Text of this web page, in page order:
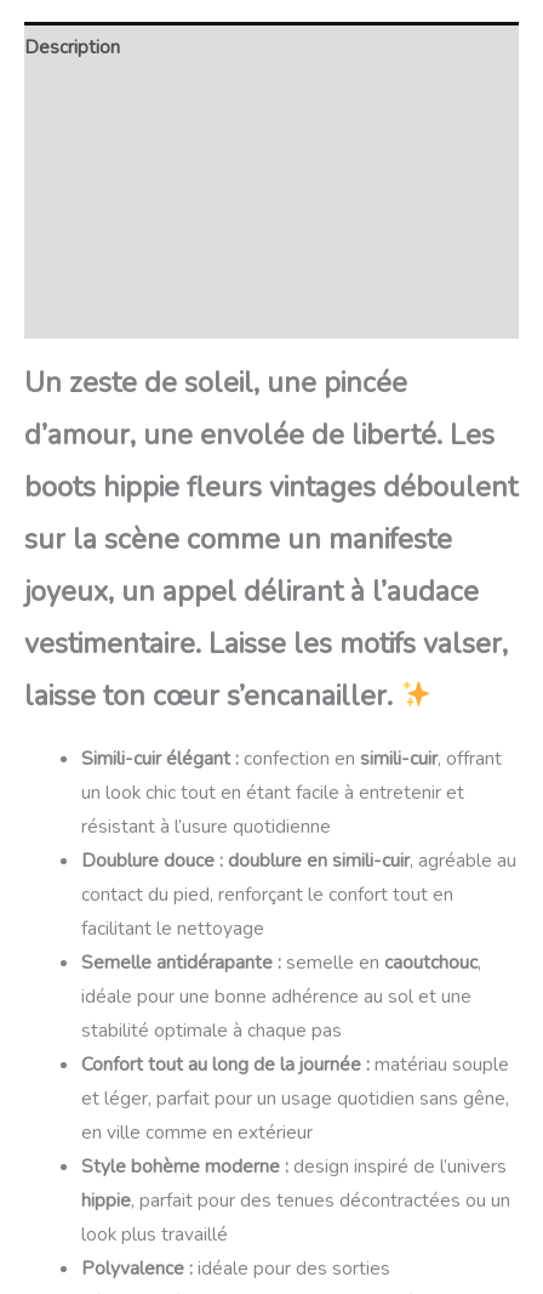
Description
Un zeste de soleil, une pincée
d’amour, une envolée de liberté. Les
boots hippie fleurs vintages déboulent
sur la scène comme un manifeste
joyeux, un appel délirant à l’audace
vestimentaire. Laisse les motifs valser,
laisse ton cœur s’encanailler.
Simili-cuir élégant :confection en simili-cuir, offrant
un look chic tout en étant facile à entretenir et
résistant à l’usure quotidienne
Doublure douce : doublure en simili-cuir, agréable au
contact du pied, renforçant le confort tout en
facilitant le nettoyage
Semelle antidérapante :semelle en caoutchouc,
idéale pour une bonne adhérence au sol et une
stabilité optimale à chaque pas
Confort tout au long de la journée :matériau souple
et léger, parfait pour un usage quotidien sans gêne,
en ville comme en extérieur
Style bohème moderne :design inspiré de l’univers
hippie, parfait pour des tenues décontractées ou un
look plus travaillé
Polyvalence :idéale pour des sorties